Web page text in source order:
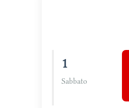
1
Sabbato